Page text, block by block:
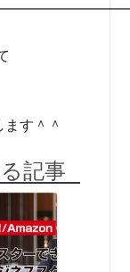
す＾＾
記事